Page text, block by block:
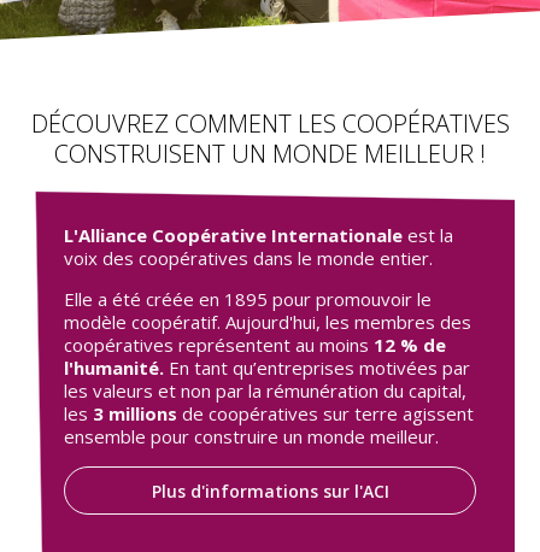
DÉCOUVREZ COMMENT LES COOPÉRATIVES
CONSTRUISENT UN MONDE MEILLEUR !
L'Alliance Coopérative Internationale est la
voix des coopératives dans le monde entier.
Elle a été créée en 1895 pour promouvoir le
modèle coopératif. Aujourd'hui, les membres des
coopératives représentent au moins 12 % de
l'humanité. En tant qu’entreprises motivées par
les valeurs et non par la rémunération du capital,
les 3 millions de coopératives sur terre agissent
ensemble pour construire un monde meilleur.
Plus d'informations sur l'ACI